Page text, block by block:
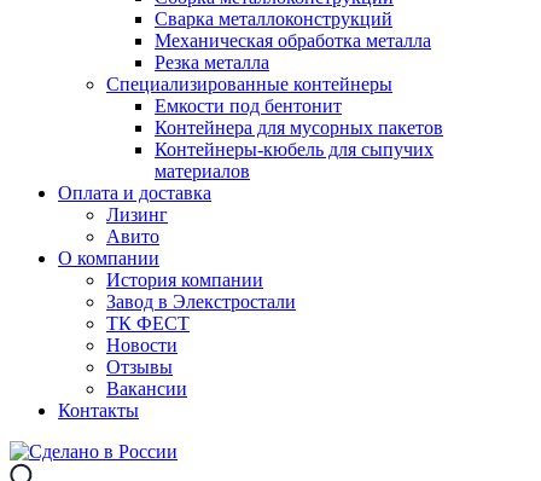
Сварка металлоконструкций
Механическая обработка металла
Резка металла
Специализированные контейнеры
Емкости под бентонит
Контейнера для мусорных пакетов
Контейнеры-кюбель для сыпучих
материалов
Оплата и доставка
Лизинг
Авито
О компании
История компании
Завод в Элекстростали
ТК ФЕСТ
Новости
Отзывы
Вакансии
Контакты